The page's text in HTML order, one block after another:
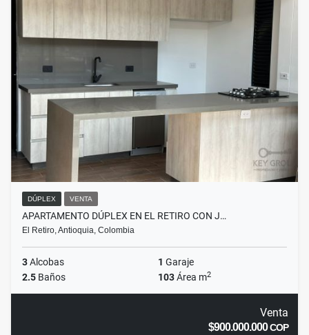
DÚPLEX VENTA
APARTAMENTO DÚPLEX EN EL RETIRO CON J…
El Retiro, Antioquia, Colombia
3Alcobas 1 Garaje
2.5 Baños 103Área m2
Venta
$900.000.000COP